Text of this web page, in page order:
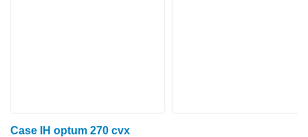
Case IH optum 270 cvx